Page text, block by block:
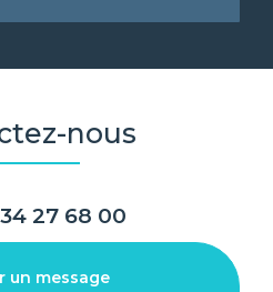
nous
27 68 00
un message